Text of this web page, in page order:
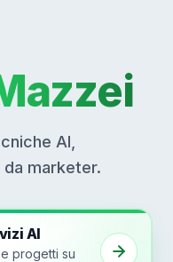
AI,
marketer.
AI
progetti su